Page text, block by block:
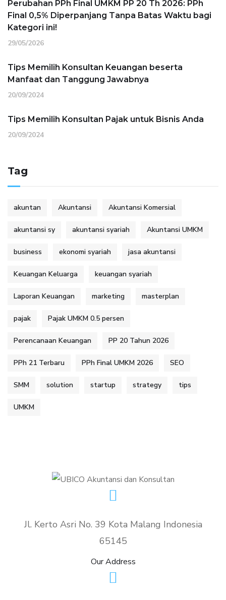
Perubahan PPh Final UMKM PP 20 Th 2026: PPh
Final 0,5% Diperpanjang Tanpa Batas Waktu bagi
Kategori ini!
29/05/2026
Tips Memilih Konsultan Keuangan beserta
Manfaat dan Tanggung Jawabnya
20/09/2024
Tips Memilih Konsultan Pajak untuk Bisnis Anda
20/09/2024
Tag
akuntan Akuntansi Akuntansi Komersial
akuntansi sy akuntansi syariah Akuntansi UMKM
business ekonomi syariah jasa akuntansi
Keuangan Keluarga keuangan syariah
Laporan Keuangan marketing masterplan
pajak Pajak UMKM 0.5 persen
Perencanaan Keuangan PP 20 Tahun 2026
PPh 21 Terbaru PPh Final UMKM 2026 SEO
SMM solution startup strategy tips
UMKM
Jl. Kerto Asri No. 39 Kota Malang Indonesia
65145
Our Address